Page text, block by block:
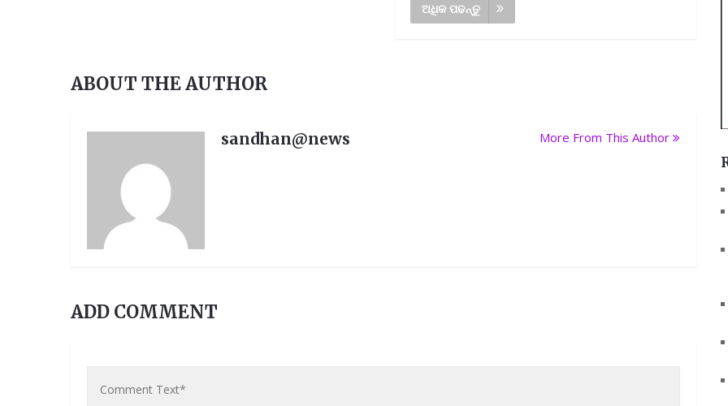
ଅଧିକ ପଢନ୍ତୁ
ABOUT THE AUTHOR
sandhan@news More From This Author
ADD COMMENT